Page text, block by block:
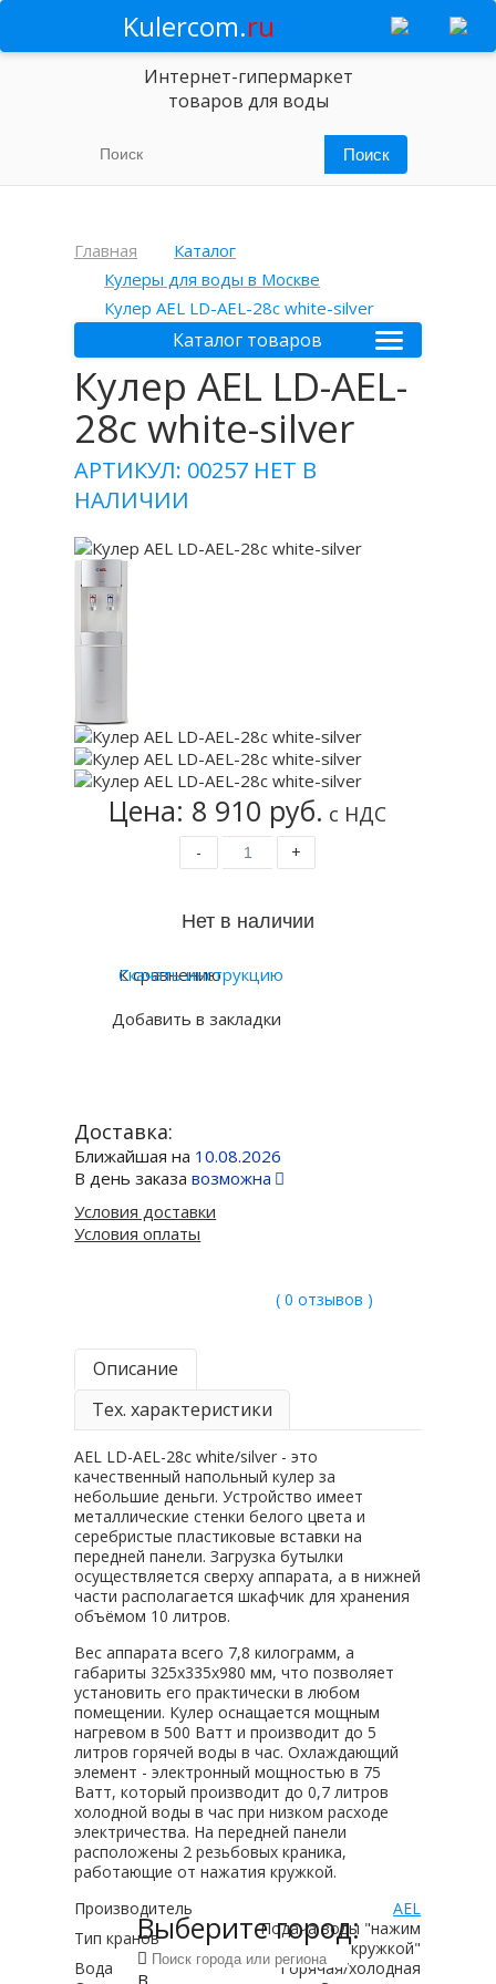
Kulercom.ru
Интернет-гипермаркет
товаров для воды
Главная
Каталог
Кулеры для воды в Москве
Кулер AEL LD-AEL-28c white-silver
Каталог товаров
Кулер AEL LD-AEL-
28c white-silver
АРТИКУЛ: 00257 НЕТ В
НАЛИЧИИ
Цена: 8 910 руб. с НДС
- +
К сравнению
Добавить в закладки
Скачать инструкцию
Доставка:
Ближайшая на 10.08.2026
В день заказавозможна
Условия доставки
Условия оплаты
( 0 отзывов )
Описание
Тех. характеристики
AEL LD-AEL-28c white/silver - это
качественный напольный кулер за
небольшие деньги. Устройство имеет
металлические стенки белого цвета и
серебристые пластиковые вставки на
передней панели. Загрузка бутылки
осуществляется сверху аппарата, а в нижней
части располагается шкафчик для хранения
объёмом 10 литров.
Вес аппарата всего 7,8 килограмм, а
габариты 325x335x980 мм, что позволяет
установить его практически в любом
помещении. Кулер оснащается мощным
нагревом в 500 Ватт и производит до 5
литров горячей воды в час. Охлаждающий
элемент - электронный мощностью в 75
Ватт, который производит до 0,7 литров
холодной воды в час при низком расходе
электричества. На передней панели
расположены 2 резьбовых краника,
работающие от нажатия кружкой.
Производитель
AEL
Тип кранов
Подача воды "нажим
кружкой"
Вода
Горячая/холодная
Выберите город:
В